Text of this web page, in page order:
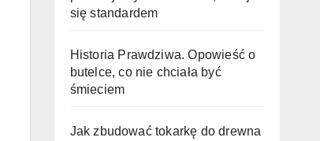
się standardem
Historia Prawdziwa. Opowieść o
butelce, co nie chciała być
śmieciem
Jak zbudować tokarkę do drewna